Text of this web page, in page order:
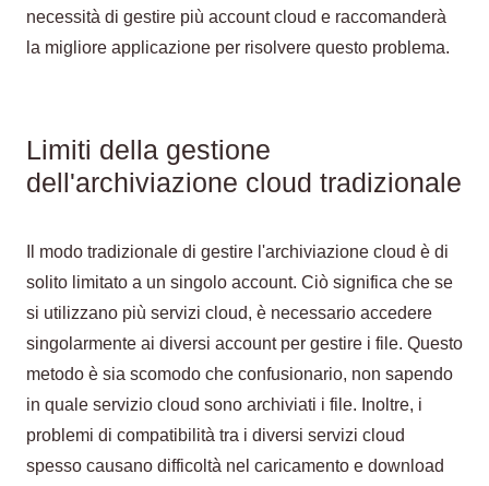
necessità di gestire più account cloud e raccomanderà
la migliore applicazione per risolvere questo problema.
Limiti della gestione
dell'archiviazione cloud tradizionale
Il modo tradizionale di gestire l'archiviazione cloud è di
solito limitato a un singolo account. Ciò significa che se
si utilizzano più servizi cloud, è necessario accedere
singolarmente ai diversi account per gestire i file. Questo
metodo è sia scomodo che confusionario, non sapendo
in quale servizio cloud sono archiviati i file. Inoltre, i
problemi di compatibilità tra i diversi servizi cloud
spesso causano difficoltà nel caricamento e download